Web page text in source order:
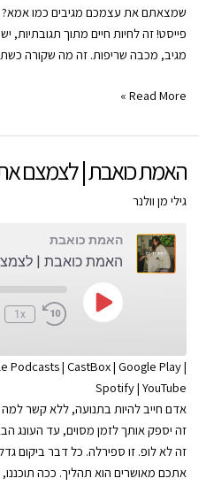
Spotify
RSS FEED
LINK
EMBED
שמצאתם את עצמכם מגיבים כמו אמא?
פייסט! זה לחיות חיים מתוך תגובתיות,
מגיב, מכבה שריפות. זה מה שקורה
האמת
|
הבריאה|
פרק
91
Read More »
האמת כואבת | לצמצם את
גילי מן וולנר
האמת כואבת
האמת כואבת |
Play
Episode
1x
Amazon
Spotify
RSS FEED
SHARE
LINK
Podcasts| CastBox| Google Play|
Spotify| YouTube
אדם חייב להיות בתנועה, ללא קשר
זה יספק אותך לזמן מסוים, עד העונג
זה לא לופ. זו ספירלה. כל דבר ביקום
אתכם מאושרים הוא תהליך. ככה תוכננו,